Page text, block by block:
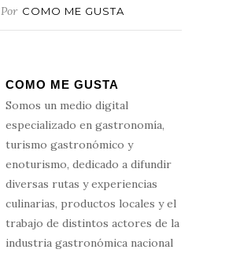
Por COMO ME GUSTA
COMO ME GUSTA
Somos un medio digital
especializado en gastronomía,
turismo gastronómico y
enoturismo, dedicado a difundir
diversas rutas y experiencias
culinarias, productos locales y el
trabajo de distintos actores de la
industria gastronómica nacional